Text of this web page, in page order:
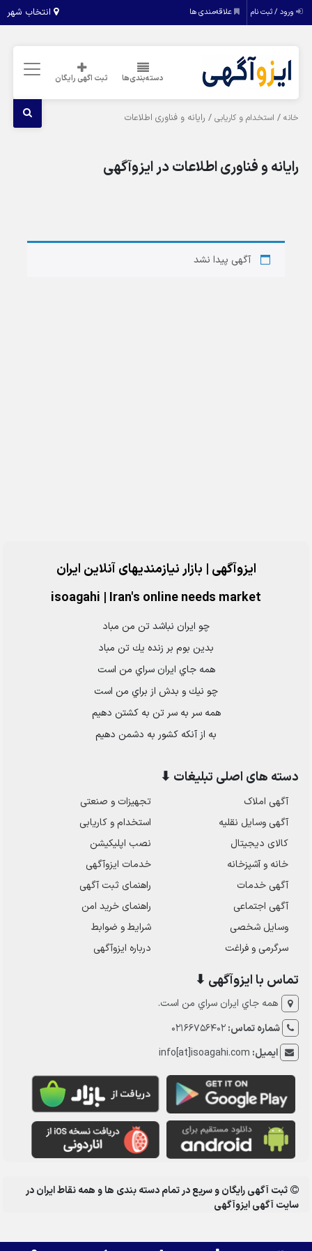
انتخاب شهر ورود / ثبت نام علاقه‌مندی ها
دسته‌بندی‌ها ثبت اگهی رایگان
خانه / استخدام و کاریابی / رایانه و فناوری اطلاعات
رایانه و فناوری اطلاعات در ایزوآگهی
آگهی پیدا نشد
ایزوآگهی | بازار نیازمندیهای آنلاین ایران
isoagahi | Iran's online needs market
چو ايران نباشد تن من مباد
بدين بوم بر زنده يك تن مباد
همه جاي ايران سراي من است
چو نيك و بدش از براي من است
همه سر به سر تن به كشتن دهيم
به از آنكه كشور به دشمن دهيم
دسته های اصلی تبلیغات ⬇
آگهی املاک
آگهی وسایل نقلیه
کالای دیجیتال
خانه و آشپزخانه
آگهی خدمات
آگهی اجتماعی
وسایل شخصی
سرگرمی و فراغت
تجهیزات و صنعتی
استخدام و کاریابی
نصب اپلیکیشن
خدمات ایزوآگهی
راهنمای ثبت آگهی
راهنمای خرید امن
شرایط و ضوابط
درباره ایزوآگهی
تماس با ایزوآگهی ⬇
همه جاي ايران سراي من است.
شماره تماس:02166756402
ایمیل: info[at]isoagahi.com
ثبت آگهی رایگان و سریع در تمام دسته بندی ها و همه نقاط ایران در
سایت آگهی ایزوآگهی